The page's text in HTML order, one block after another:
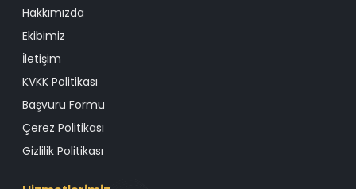
Hakkımızda
Ekibimiz
İletişim
KVKK Politikası
Başvuru Formu
Çerez Politikası
Gizlilik Politikası